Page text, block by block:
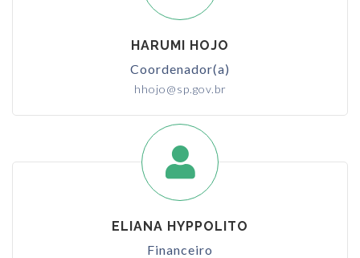
HARUMI HOJO
Coordenador(a)
hhojo@sp.gov.br
ELIANA HYPPOLITO
Financeiro